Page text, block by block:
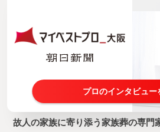
プロのインタビュー
故人の家族に寄り添う家族葬の専門